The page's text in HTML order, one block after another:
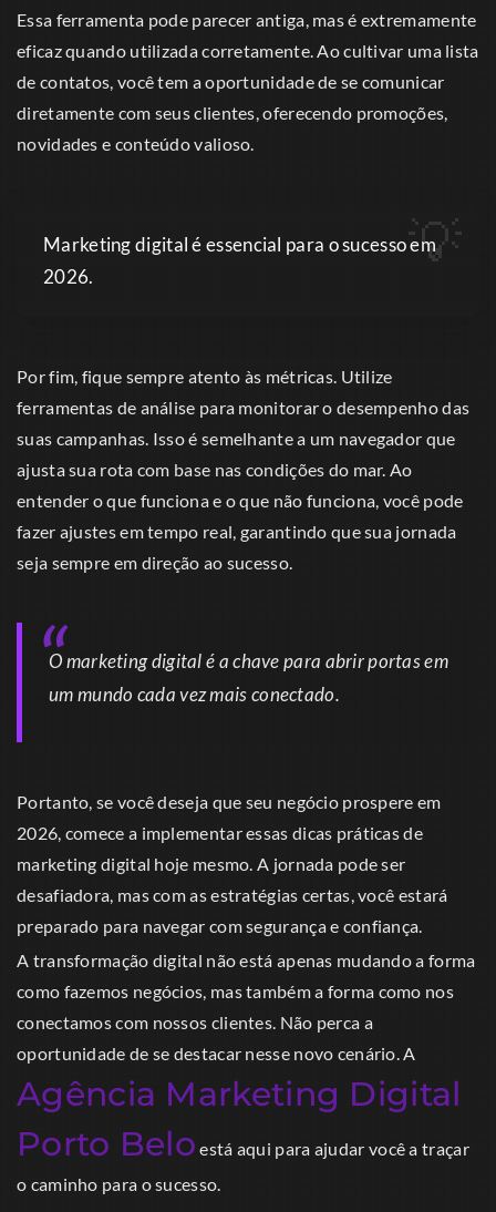
Essa ferramenta pode parecer antiga, mas é extremamente
eficaz quando utilizada corretamente. Ao cultivar uma lista
de contatos, você tem a oportunidade de se comunicar
diretamente com seus clientes, oferecendo promoções,
novidades e conteúdo valioso.
Marketing digital é essencial para o sucesso em
2026.
Por fim, fique sempre atento às métricas. Utilize
ferramentas de análise para monitorar o desempenho das
suas campanhas. Isso é semelhante a um navegador que
ajusta sua rota com base nas condições do mar. Ao
entender o que funciona e o que não funciona, você pode
fazer ajustes em tempo real, garantindo que sua jornada
seja sempre em direção ao sucesso.
O marketing digital é a chave para abrir portas em
um mundo cada vez mais conectado.
Portanto, se você deseja que seu negócio prospere em
2026, comece a implementar essas dicas práticas de
marketing digital hoje mesmo. A jornada pode ser
desafiadora, mas com as estratégias certas, você estará
preparado para navegar com segurança e confiança.
A transformação digital não está apenas mudando a forma
como fazemos negócios, mas também a forma como nos
conectamos com nossos clientes. Não perca a
oportunidade de se destacar nesse novo cenário. A
Agência Marketing Digital
Porto Belo está aqui para ajudar você a traçar
o caminho para o sucesso.